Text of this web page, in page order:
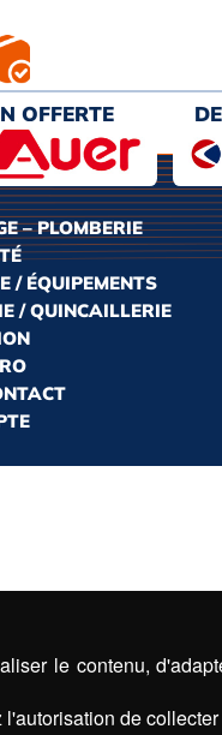
OFFERTE
D’ACHAT
– PLOMBERIE
/ ÉQUIPEMENTS
/ QUINCAILLERIE
le contenu,
de